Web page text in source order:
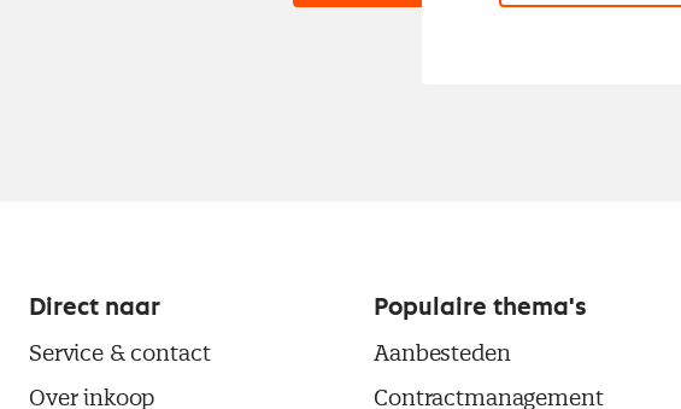
Direct naar
Service & contact
Over inkoop
Populaire thema's
Aanbesteden
Contractmanagement